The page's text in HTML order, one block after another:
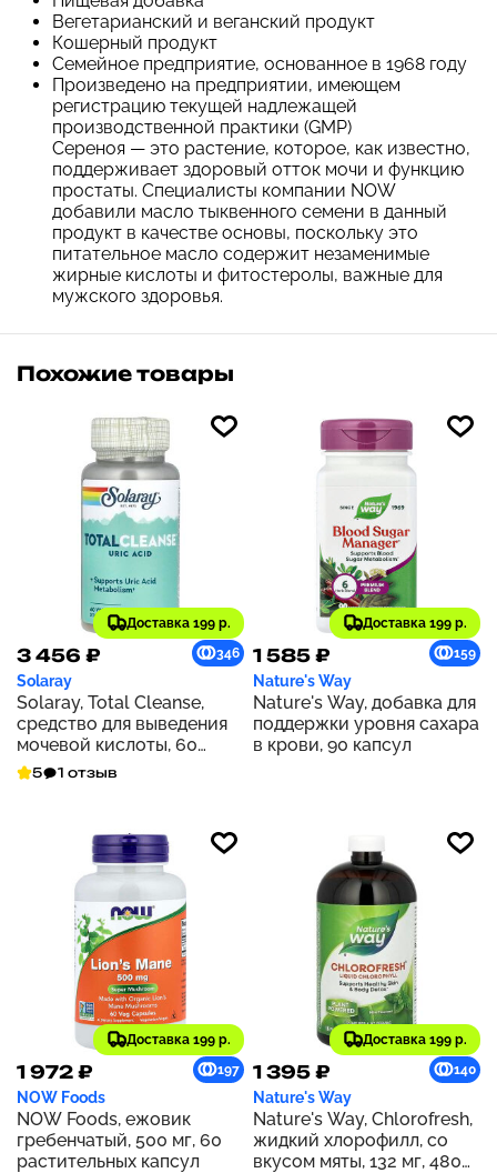
Вегетарианский и веганский продукт
Кошерный продукт
Семейное предприятие, основанное в 1968 году
Произведено на предприятии, имеющем
регистрацию текущей надлежащей
производственной практики (GMP)
Сереноя — это растение, которое, как известно,
поддерживает здоровый отток мочи и функцию
простаты. Специалисты компании NOW
добавили масло тыквенного семени в данный
продукт в качестве основы, поскольку это
питательное масло содержит незаменимые
жирные кислоты и фитостеролы, важные для
мужского здоровья.
Похожие товары
Доставка 199 р.
3 456 ₽ 346
Solaray
Solaray, Total Cleanse,
средство для выведения
мочевой кислоты, 60
растительных капсул
5 1 отзыв
Доставка 199 р.
1 585 ₽ 159
Nature's Way
Nature's Way, добавка для
поддержки уровня сахара
в крови, 90 капсул
Доставка 199 р.
1 972 ₽ 197
NOW Foods
NOW Foods, ежовик
гребенчатый, 500 мг, 60
растительных капсул
Доставка 199 р.
1 395 ₽ 140
Nature's Way
Nature's Way, Chlorofresh,
жидкий хлорофилл, со
вкусом мяты, 132 мг, 480